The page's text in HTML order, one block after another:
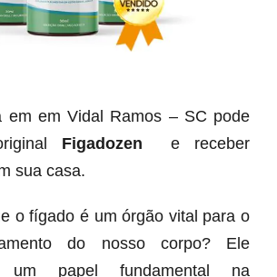
em em Vidal Ramos – SC pode
Figadozen
e receber
sua casa.
o fígado é um órgão vital para o
do nosso corpo? Ele
um papel fundamental na